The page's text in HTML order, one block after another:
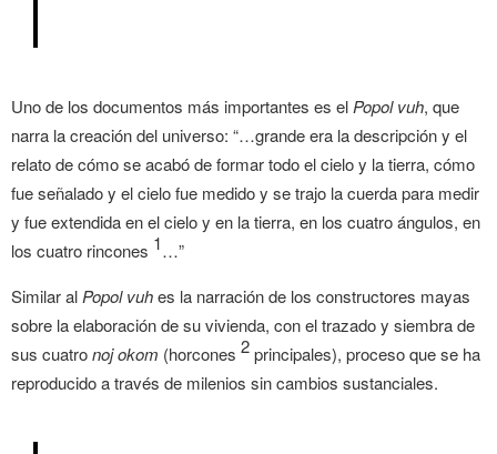
Uno de los documentos más importantes es el Popol vuh, que
narra la creación del universo: “…grande era la descripción y el
relato de cómo se acabó de formar todo el cielo y la tierra, cómo
fue señalado y el cielo fue medido y se trajo la cuerda para medir
y fue extendida en el cielo y en la tierra, en los cuatro ángulos, en
los cuatro rincones 1…”
Similar al Popol vuhes la narración de los constructores mayas
sobre la elaboración de su vivienda, con el trazado y siembra de
sus cuatronoj okom (horcones 2principales), proceso que se ha
reproducido a través de milenios sin cambios sustanciales.